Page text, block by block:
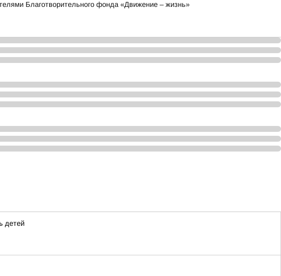
Благотворительного фонда «Движение – жизнь»
детей